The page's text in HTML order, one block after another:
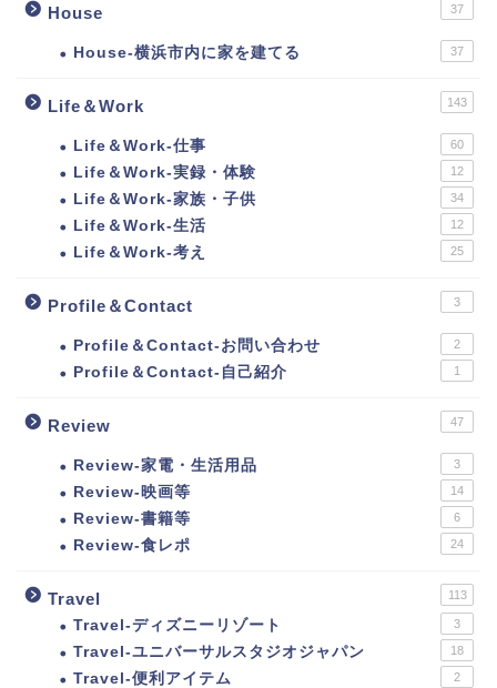
House 37
House-横浜市内に家を建てる 37
Life＆Work 143
Life＆Work-仕事 60
Life＆Work-実録・体験 12
Life＆Work-家族・子供 34
Life＆Work-生活 12
Life＆Work-考え 25
Profile＆Contact 3
Profile＆Contact-お問い合わせ 2
Profile＆Contact-自己紹介 1
Review 47
Review-家電・生活用品 3
Review-映画等 14
Review-書籍等 6
Review-食レポ 24
Travel 113
Travel-ディズニーリゾート 3
Travel-ユニバーサルスタジオジャパン 18
Travel-便利アイテム 2